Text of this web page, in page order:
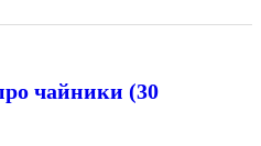
чайники (30